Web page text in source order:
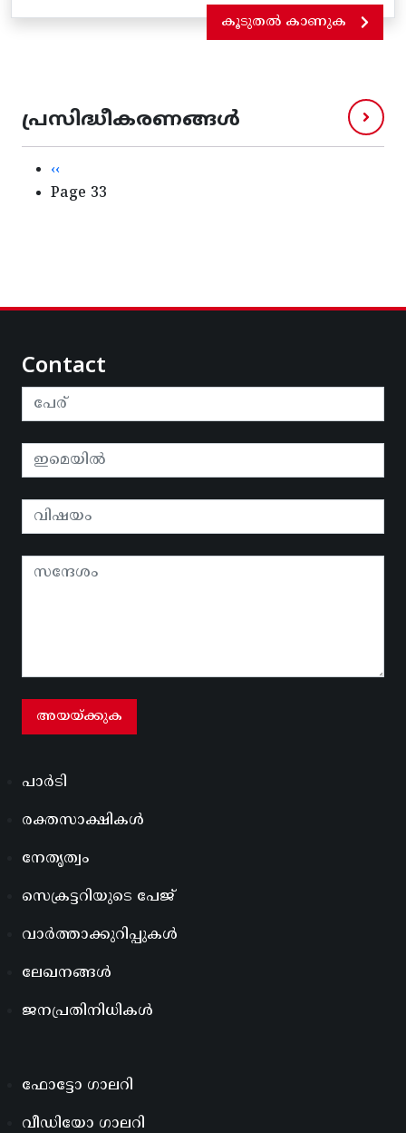
കൂടുതൽ കാണുക
പ്രസിദ്ധീകരണങ്ങൾ
Pagination
Previous page
‹‹
Page 33
Contact
പാർടി
രക്തസാക്ഷികൾ
നേതൃത്വം
സെക്രട്ടറിയുടെ പേജ്
വാർത്താക്കുറിപ്പുകൾ
ലേഖനങ്ങൾ
ജനപ്രതിനിധികൾ
ഫോട്ടോ ഗാലറി
വീഡിയോ ഗാലറി